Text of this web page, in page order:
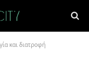
και διατροφή